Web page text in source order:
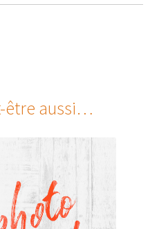
être aussi…